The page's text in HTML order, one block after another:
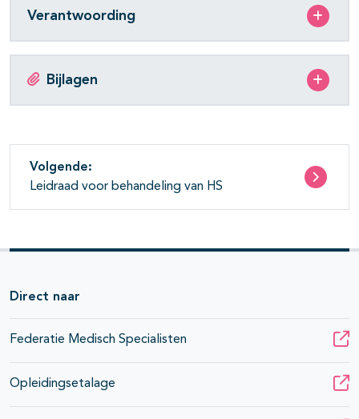
Verantwoording
Bijlagen
Volgende:
Leidraad voor behandeling van HS
Direct naar
Federatie Medisch Specialisten
Opleidingsetalage